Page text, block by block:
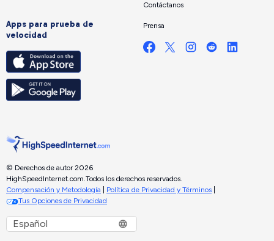
Apps para prueba de
velocidad
Contáctanos
Prensa
© Derechos de autor 2026
HighSpeedInternet.com. Todos los derechos reservados.
Compensación y Metodología
Política de Privacidad y Términos
Tus Opciones de Privacidad